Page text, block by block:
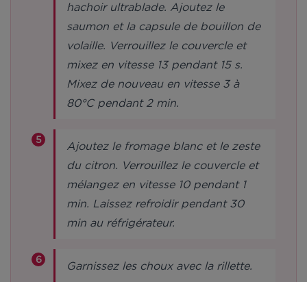
hachoir ultrablade. Ajoutez le
saumon et la capsule de bouillon de
volaille. Verrouillez le couvercle et
mixez en vitesse 13 pendant 15 s.
Mixez de nouveau en vitesse 3 à
80°C pendant 2 min.
Ajoutez le fromage blanc et le zeste
du citron. Verrouillez le couvercle et
mélangez en vitesse 10 pendant 1
min. Laissez refroidir pendant 30
min au réfrigérateur.
Garnissez les choux avec la rillette.